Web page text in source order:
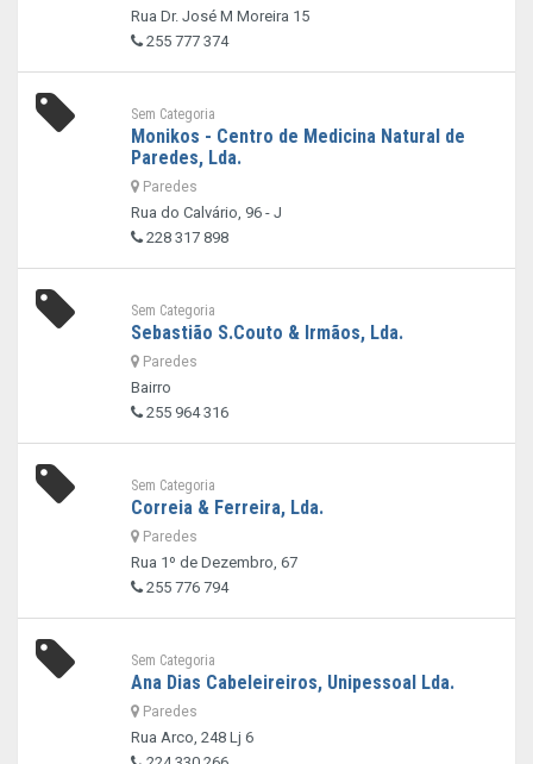
Rua Dr. José M Moreira 15
255 777 374
Sem Categoria
Monikos - Centro de Medicina Natural de
Paredes, Lda.
Paredes
Rua do Calvário, 96 - J
228 317 898
Sem Categoria
Sebastião S.Couto & Irmãos, Lda.
Paredes
Bairro
255 964 316
Sem Categoria
Correia & Ferreira, Lda.
Paredes
Rua 1º de Dezembro, 67
255 776 794
Sem Categoria
Ana Dias Cabeleireiros, Unipessoal Lda.
Paredes
Rua Arco, 248 Lj 6